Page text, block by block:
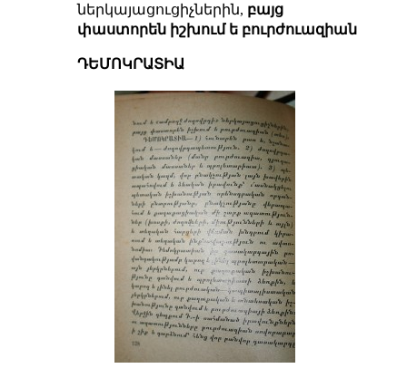
ներկայացուցիչներին, բայց
փաստորեն իշխում ե բուրժուազիան
ԴԵՄՈԿՐԱՏԻԱ